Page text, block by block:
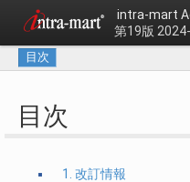
intra-mart
第19版
目次
目次
1. 改訂情報